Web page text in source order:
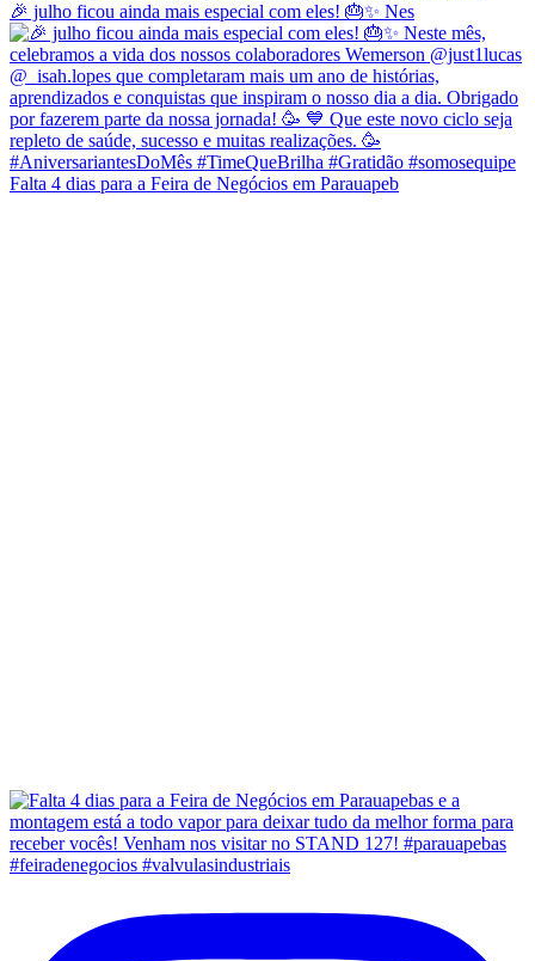
🎉 julho ficou ainda mais especial com eles! 🎂✨ Nes
Falta 4 dias para a Feira de Negócios em Parauapeb